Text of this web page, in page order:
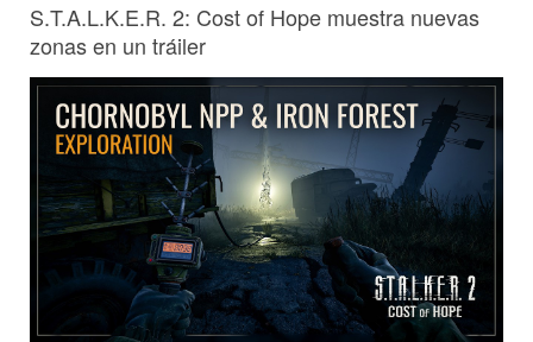
S.T.A.L.K.E.R. 2: Cost of Hope muestra nuevas
zonas en un tráiler